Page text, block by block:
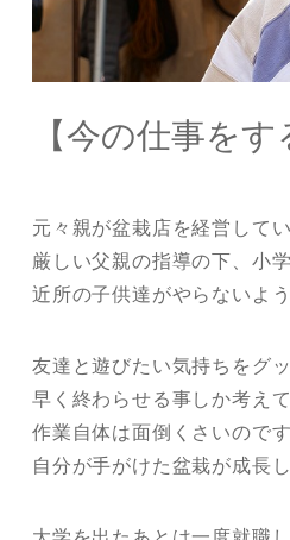
【今の仕事を
元々親が盆栽店を経営して
厳しい父親の指導の下、小
近所の子供達がやらないよ
友達と遊びたい気持ちをグ
早く終わらせる事しか考え
作業自体は面倒くさいので
自分が手がけた盆栽が成長